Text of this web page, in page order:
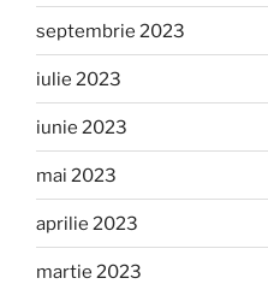
septembrie 2023
iulie 2023
iunie 2023
mai 2023
aprilie 2023
martie 2023